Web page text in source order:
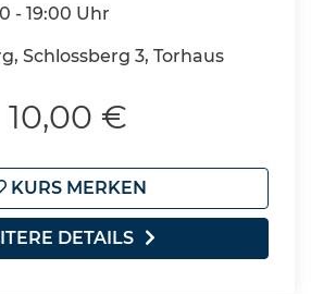
- 19:00 Uhr
Schlossberg 3, Torhaus
10,00 €
KURS MERKEN
DETAILS